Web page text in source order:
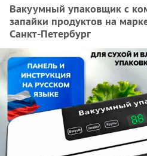
Вакуумный упаковщик с
запайки продуктов на
Санкт-Петербург